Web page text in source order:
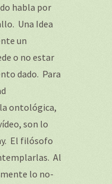
habla por
Una Idea
un
o no estar
dado. Para
ontológica,
son lo
El filósofo
Al
lo no-